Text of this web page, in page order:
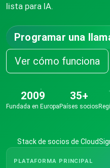
lista para IA.
Programar una
Ver cómo funciona
2009
Fundada en Europa
35+
Países socios
Stack de socios de
PLATAFORMA PRINCIPAL